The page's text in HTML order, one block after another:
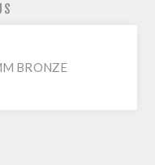
BRONZE